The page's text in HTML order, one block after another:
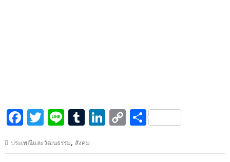
F
ac
e
T
itt
Li
e
T
m
Li
k
C
p
S
ar
ประเพณีและวัฒนธรรม, สังคม